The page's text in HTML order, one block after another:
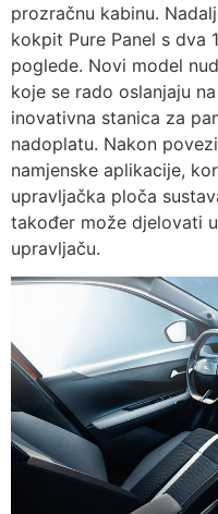
prozračnu kabinu.
kokpit Pure Panel s dva
poglede. Novi model
koje se rado oslanjaju
inovativna stanica za
nadoplatu. Nakon
namjenske aplikacije,
upravljačka ploča
također može djelovati
upravljaču.